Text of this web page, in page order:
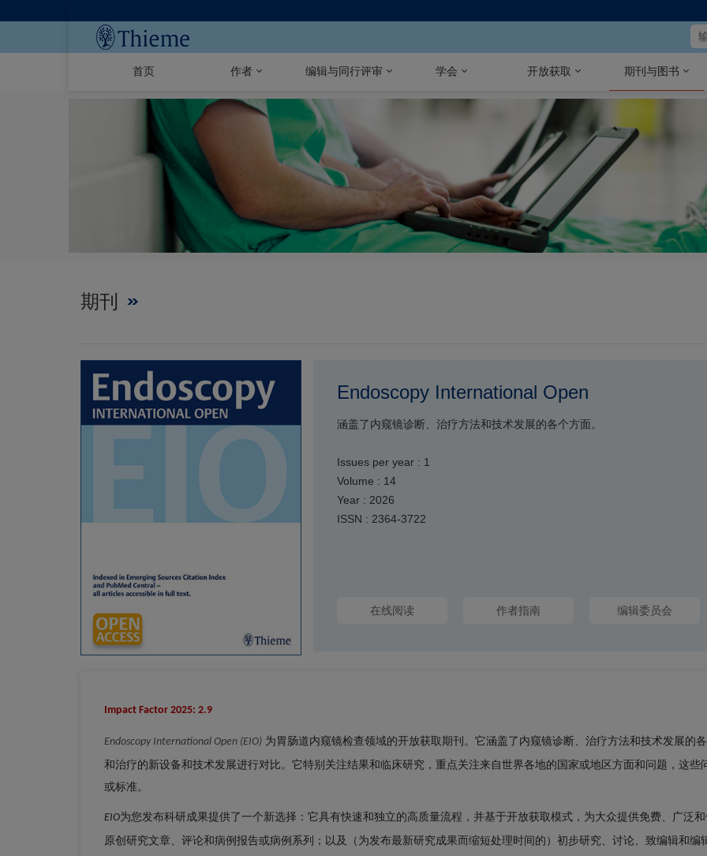
首页 作者 编辑与同行评审 学会 开放获取 期刊与图书
期刊
Endoscopy International Open
涵盖了内窥镜诊断、治疗方法和技术发展的各个方面。
Issues per year : 1
Volume : 14
Year : 2026
ISSN : 2364-3722
在线阅读 作者指南 编辑委员会
Impact Factor 2025: 2.9
Endoscopy International Open (EIO) 为胃肠道内窥镜检查领域的开放获取期刊。它涵盖了内窥镜诊断、治疗方法和技术发展的
和治疗的新设备和技术发展进行对比。它特别关注结果和临床研究，重点关注来自世界各地的国家或地区方面和问题，这
或标准。
EIO为您发布科研成果提供了一个新选择：它具有快速和独立的高质量流程，并基于开放获取模式，为大众提供免费、广泛
原创研究文章、评论和病例报告或病例系列；以及（为发布最新研究成果而缩短处理时间的）初步研究、讨论、致编辑和编